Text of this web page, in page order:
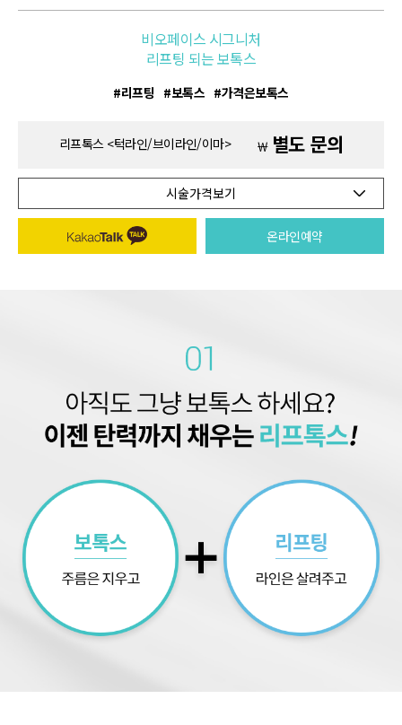
비오페이스 시그니처
리프팅 되는 보톡스
리프팅 보톡스 가격은보톡스
리프톡스 <턱라인/브이라인/이마> ￦ 별도 문의
시술가격보기
온라인예약